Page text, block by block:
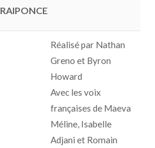
RAIPONCE
Réalisé par Nathan
Greno et Byron
Howard
Avec les voix
françaises de Maeva
Méline, Isabelle
Adjani et Romain